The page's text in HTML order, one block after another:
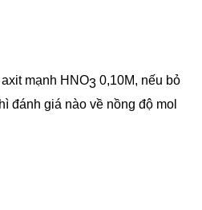
mạnh HNO3 0,10M, nếu bỏ
đánh giá nào về nồng độ mol